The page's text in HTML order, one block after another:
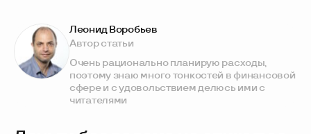
Леонид Воробьев
Автор статьи
Очень рационально планирую расходы,
поэтому знаю много тонкостей в финансовой
сфере и с удовольствием делюсь ими с
читателями